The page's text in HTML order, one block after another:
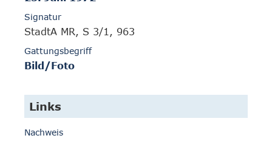
Signatur
StadtA MR, S 3/1, 963
Gattungsbegriff
Bild/Foto
Links
Nachweis